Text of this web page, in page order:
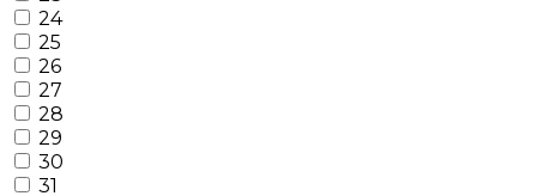
24
25
26
27
28
29
30
31